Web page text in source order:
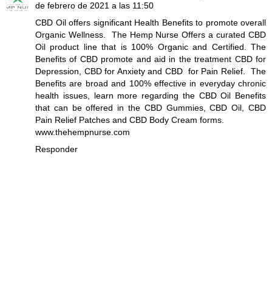
de febrero de 2021 a las 11:50
CBD Oil offers significant Health Benefits to promote overall
Organic Wellness. The Hemp Nurse Offers a curated CBD
Oil product line that is 100% Organic and Certified. The
Benefits of CBD promote and aid in the treatment CBD for
Depression, CBD for Anxiety and CBD for Pain Relief. The
Benefits are broad and 100% effective in everyday chronic
health issues, learn more regarding the CBD Oil Benefits
that can be offered in the CBD Gummies, CBD Oil, CBD
Pain Relief Patches and CBD Body Cream forms.
www.thehempnurse.com
Responder